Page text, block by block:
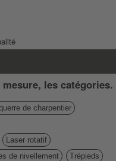
les catégories.
de charpentier
Laser rotatif
de nivellement
Trépieds